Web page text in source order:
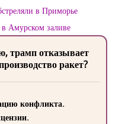
в Приморье
Амурском заливе
трамп отказывает
ракет?
конфликта.